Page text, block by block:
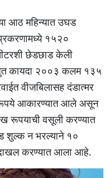
आठ महिन्यात उघड
१५२०
छेडछाड केली
कायदा २००३ कलम १३५
वीजबिलासह दंडात्मर
रूपये आकारण्यात आले असून
रूपयाची वसूली करण्यात
शुल्क न भरल्याने १०
दाखल करण्यात आला आहे.